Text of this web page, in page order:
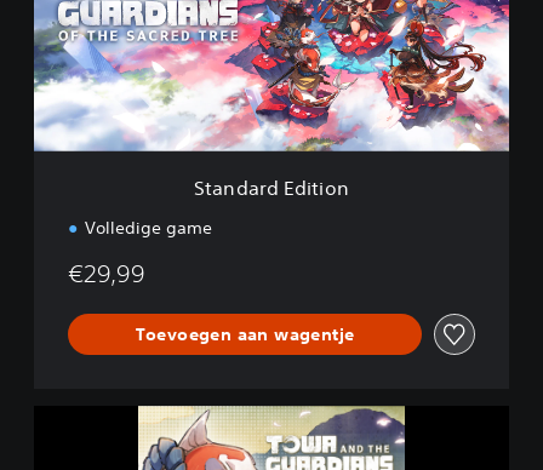
r
d
E
i
t
Standard Edition
Volledige game
€29,99
Toevoegen aan wagentje